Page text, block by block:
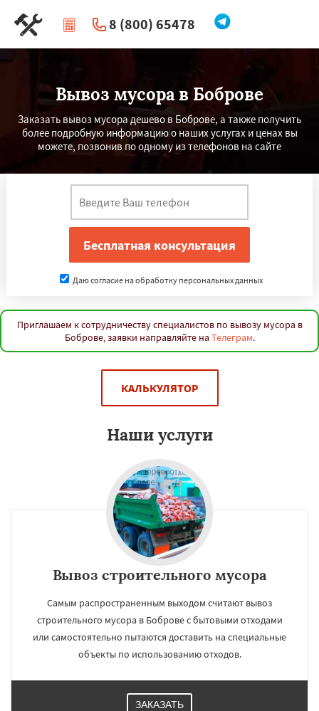
8 (800) 65478
| Перезвоните мне
Вывоз мусора в Боброве
Заказать вывоз мусора дешево в Боброве, а также получить
более подробную информацию о наших услугах и ценах вы
можете, позвонив по одному из телефонов на сайте
Даю согласие на обработку персональных данных
Приглашаем к сотрудничеству специалистов по вывозу мусора в
Боброве, заявки направляйте на Телеграм.
КАЛЬКУЛЯТОР
Наши услуги
Вывоз строительного мусора
Самым распространенным выходом считают вывоз
строительного мусора в Боброве с бытовыми отходами
или самостоятельно пытаются доставить на специальные
объекты по использованию отходов.
ЗАКАЗАТЬ